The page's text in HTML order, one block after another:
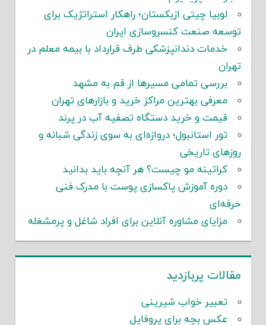
لوبیا چیتی ازبکستان؛ راهکار استراتژیک برای
توسعه صنعت کنسروسازی ایران
خدمات دندانپزشکی طرف قرارداد با بیمه معلم در
تهران
بررسی تمامی مسیرها از قم به مشهد
معرفی بهترین مراکز خرید و بازارهای تهران
قیمت و خرید دستگاه تصفیه آب در پرند
تور استانبول؛ دروازه‌ای به سوی زندگی شبانه و
روزهای تاریخی
کراتینه مو چیست؟ هر آنچه باید بدانید
دوره آموزش پاکسازی پوست با مدرک فنی
حرفه‌ای
مزایای مشاوره آنلاین برای افراد شاغل و پرمشغله
مقالات پربازدید
تعبیر خواب شیرینی
عکس بچه برای پروفایل